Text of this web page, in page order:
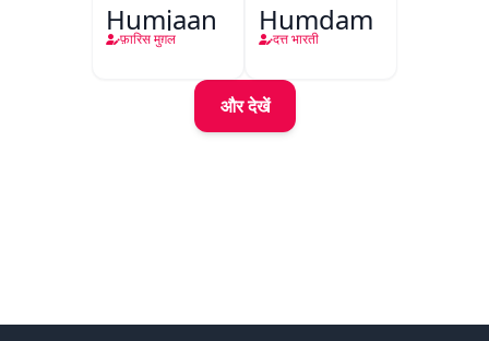
Humjaan
फ़ारिस मुग़ल
Humdam
दत्त भारती
और देखें